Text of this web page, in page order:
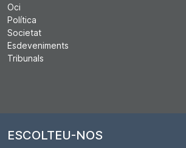
Oci
Política
Societat
Esdeveniments
Tribunals
ESCOLTEU-NOS